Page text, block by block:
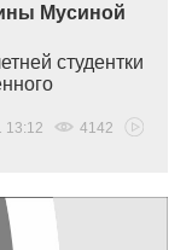
Мусиной
студентки
13:12 4142